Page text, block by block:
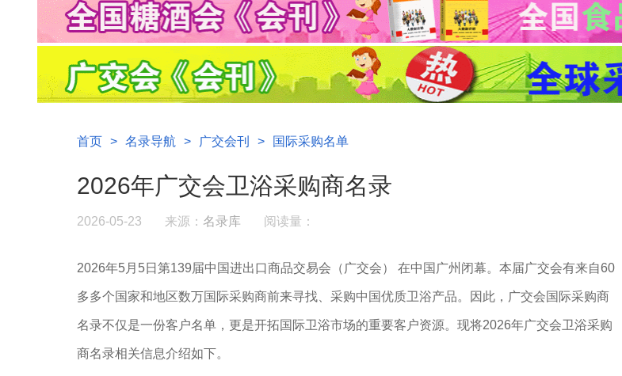
首页 > 名录导航 > 广交会刊 > 国际采购名单
2026年广交会卫浴采购商名录
2026-05-23 来源： 名录库 阅读量：
2026年5月5日第139届中国进出口商品交易会（广交会） 在中国广州闭幕。本届广交会有来自60
多多个国家和地区数万国际采购商前来寻找、采购中国优质卫浴产品。因此，广交会国际采购商
名录不仅是一份客户名单，更是开拓国际卫浴市场的重要客户资源。现将2026年广交会卫浴采购
商名录相关信息介绍如下。